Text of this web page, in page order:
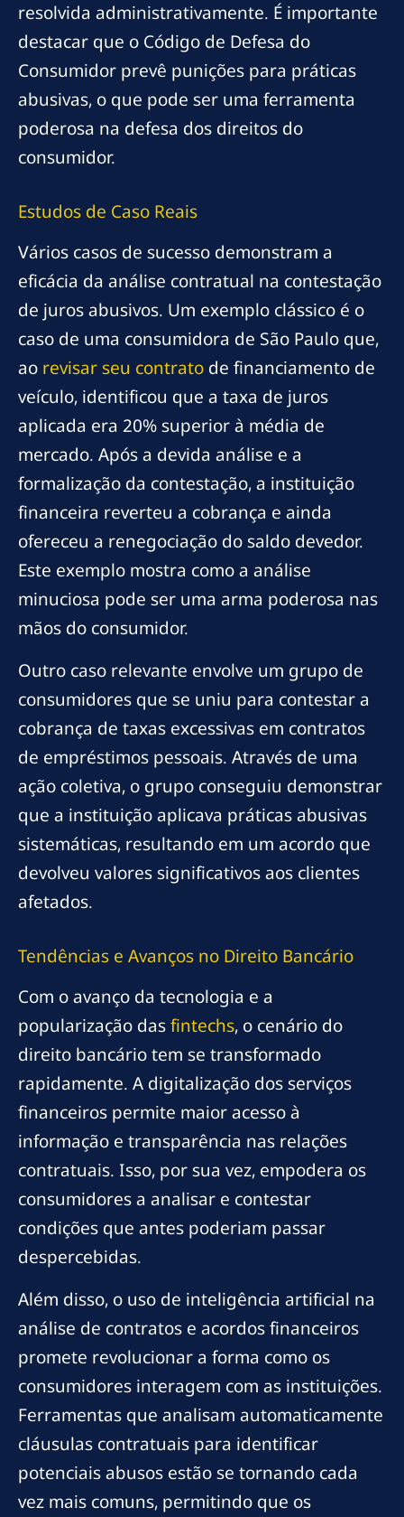
resolvida administrativamente. É importante
destacar que o Código de Defesa do
Consumidor prevê punições para práticas
abusivas, o que pode ser uma ferramenta
poderosa na defesa dos direitos do
consumidor.
Estudos de Caso Reais
Vários casos de sucesso demonstram a
eficácia da análise contratual na contestação
de juros abusivos. Um exemplo clássico é o
caso de uma consumidora de São Paulo que,
ao revisar seu contrato de financiamento de
veículo, identificou que a taxa de juros
aplicada era 20% superior à média de
mercado. Após a devida análise e a
formalização da contestação, a instituição
financeira reverteu a cobrança e ainda
ofereceu a renegociação do saldo devedor.
Este exemplo mostra como a análise
minuciosa pode ser uma arma poderosa nas
mãos do consumidor.
Outro caso relevante envolve um grupo de
consumidores que se uniu para contestar a
cobrança de taxas excessivas em contratos
de empréstimos pessoais. Através de uma
ação coletiva, o grupo conseguiu demonstrar
que a instituição aplicava práticas abusivas
sistemáticas, resultando em um acordo que
devolveu valores significativos aos clientes
afetados.
Tendências e Avanços no Direito Bancário
Com o avanço da tecnologia e a
popularização dasfintechs, o cenário do
direito bancário tem se transformado
rapidamente. A digitalização dos serviços
financeiros permite maior acesso à
informação e transparência nas relações
contratuais. Isso, por sua vez, empodera os
consumidores a analisar e contestar
condições que antes poderiam passar
despercebidas.
Além disso, o uso de inteligência artificial na
análise de contratos e acordos financeiros
promete revolucionar a forma como os
consumidores interagem com as instituições.
Ferramentas que analisam automaticamente
cláusulas contratuais para identificar
potenciais abusos estão se tornando cada
vez mais comuns, permitindo que os